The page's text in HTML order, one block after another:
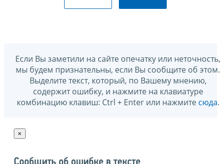
Если Вы заметили на сайте опечатку или неточность,
мы будем признательны, если Вы сообщите об этом.
Выделите текст, который, по Вашему мнению,
содержит ошибку, и нажмите на клавиатуре
комбинацию клавиш: Ctrl + Enter или нажмите сюда.
×